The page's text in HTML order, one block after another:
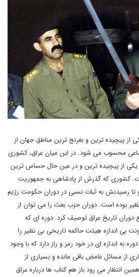
از پیچیده ترین و بغرنج ترین مناطق جهان از
محسوب می شود. در این میان عراق، کشوری
تاسیس شد، یکی از پیچیده ترین و در عین حال حساس ترین
کشوری که گذرش از پادشاهی به جمهوریت
تا رسیدنش به ثبات نسبی در دوران حکومت رژیم
بوده است. دوران حزب بعث را می توان از
دوران تاریخ عراق توصیف کرد. دوره ای که
اندازه هیئت حاکمه تاریخی بی نظیر را
به اندازه ای در خود رمز و راز دارد که با وجود
از مسائل غامض باقی مانده و بسیاری از
انتظار می رود باز هم کتاب ها درباره عراق